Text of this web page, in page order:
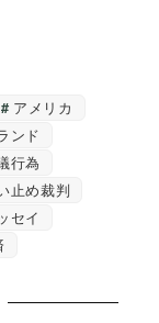
アメリカ
ンド
行為
止め裁判
セイ